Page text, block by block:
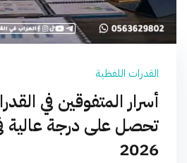
القدرات اللفظية
أسرار المتفوقين في
تحصل على درجة عالية
2026